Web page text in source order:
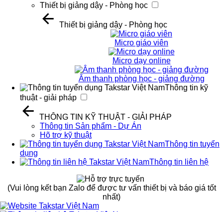
Thiết bị giảng dậy - Phòng học
Thiết bị giảng dậy - Phòng học
Micro giáo viên
Micro dạy online
Âm thanh phòng học - giảng đường
Thông tin kỹ
thuật - giải pháp
THÔNG TIN KỸ THUẬT - GIẢI PHÁP
Thông tin Sản phẩm - Dự Án
Hõ trợ kỹ thuật
Thông tin tuyển
dụng
Thông tin liên hệ
(Vui lòng kết bạn Zalo để được tư vấn thiết bị và báo giá tốt
nhất)